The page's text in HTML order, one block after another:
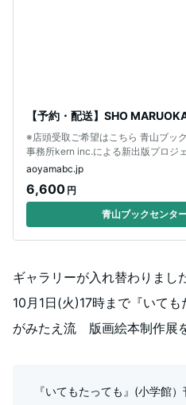
【予約・配送】SHO
※店頭受取ご希望はこちら 青山ブッ
事務所kern inc.による新出版プロジ
aoyamabc.jp
6,600 円
青山ブックセンタ
ギャラリーが入れ替わりまし
10月1日(火)17時まで『いて
がみたえ流 版画絵本制作展
『いてもたっても』(小学館